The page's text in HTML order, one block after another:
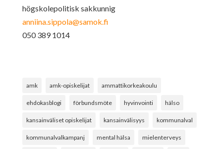
högskolepolitisk sakkunnig
anniina.sippola@samok.fi
050 389 1014
amk amk-opiskelijat ammattikorkeakoulu
ehdokasblogi förbundsmöte hyvinvointi hälso
kansainväliset opiskelijat kansainvälisyys kommunalval
kommunalvalkampanj mental hälsa mielenterveys